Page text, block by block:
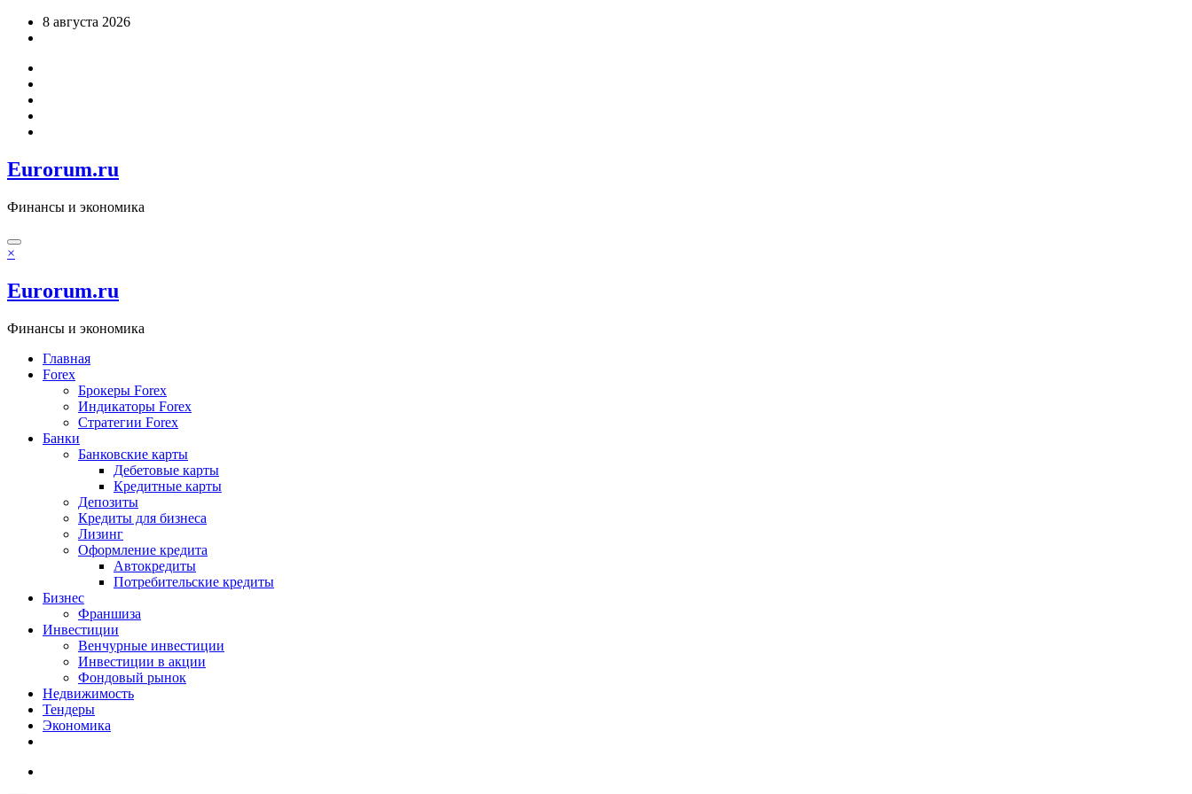
Перейти8 августа 2026
Eurorum.ru
Финансы и экономика
×
Eurorum.ru
Финансы и экономика
Главная
Forex
Брокеры Forex
Индикаторы Forex
Стратегии Forex
Банки
Банковские карты
Дебетовые карты
Кредитные карты
Депозиты
Кредиты для бизнеса
Лизинг
Оформление кредита
Автокредиты
Потребительские кредиты
Бизнес
Франшиза
Инвестиции
Венчурные инвестиции
Инвестиции в акции
Фондовый рынок
Недвижимость
Тендеры
Экономика